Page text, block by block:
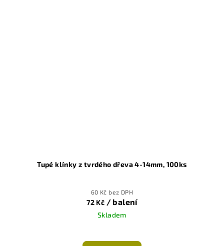
Tupé klínky z tvrdého dřeva 4-14mm, 100ks
60 Kč bez DPH
72 Kč / balení
Skladem
hodnocení